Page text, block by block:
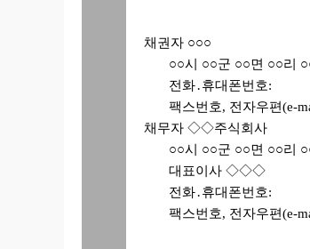
채권자 ○○○
○○시 ○○군 ○○면 ○○리
전화․휴대폰번호:
팩스번호, 전자우편
채무자 ◇◇주식회사
○○시 ○○군 ○○면 ○○리
대표이사 ◇◇◇
전화․휴대폰번호:
팩스번호, 전자우편